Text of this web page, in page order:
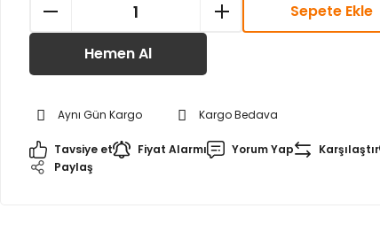
Sepete Ekle
Hemen Al
Aynı Gün Kargo Kargo Bedava
Tavsiye et Fiyat Alarmı Yorum Yap
Karşılaştır
Paylaş